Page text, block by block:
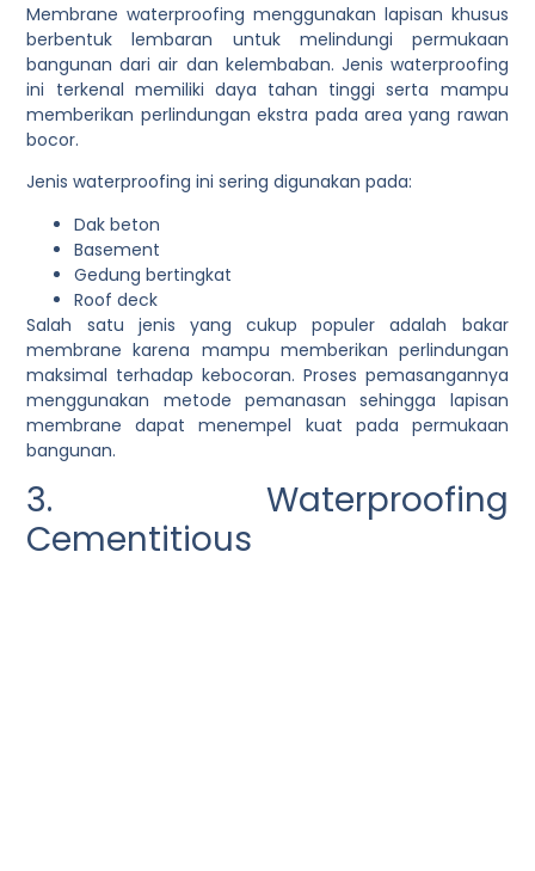
Membrane waterproofing menggunakan lapisan khusus
berbentuk lembaran untuk melindungi permukaan
bangunan dari air dan kelembaban. Jenis waterproofing
ini terkenal memiliki daya tahan tinggi serta mampu
memberikan perlindungan ekstra pada area yang rawan
bocor.
Jenis waterproofing ini sering digunakan pada:
Dak beton
Basement
Gedung bertingkat
Roof deck
Salah satu jenis yang cukup populer adalah bakar
membrane karena mampu memberikan perlindungan
maksimal terhadap kebocoran. Proses pemasangannya
menggunakan metode pemanasan sehingga lapisan
membrane dapat menempel kuat pada permukaan
bangunan.
3. Waterproofing
Cementitious